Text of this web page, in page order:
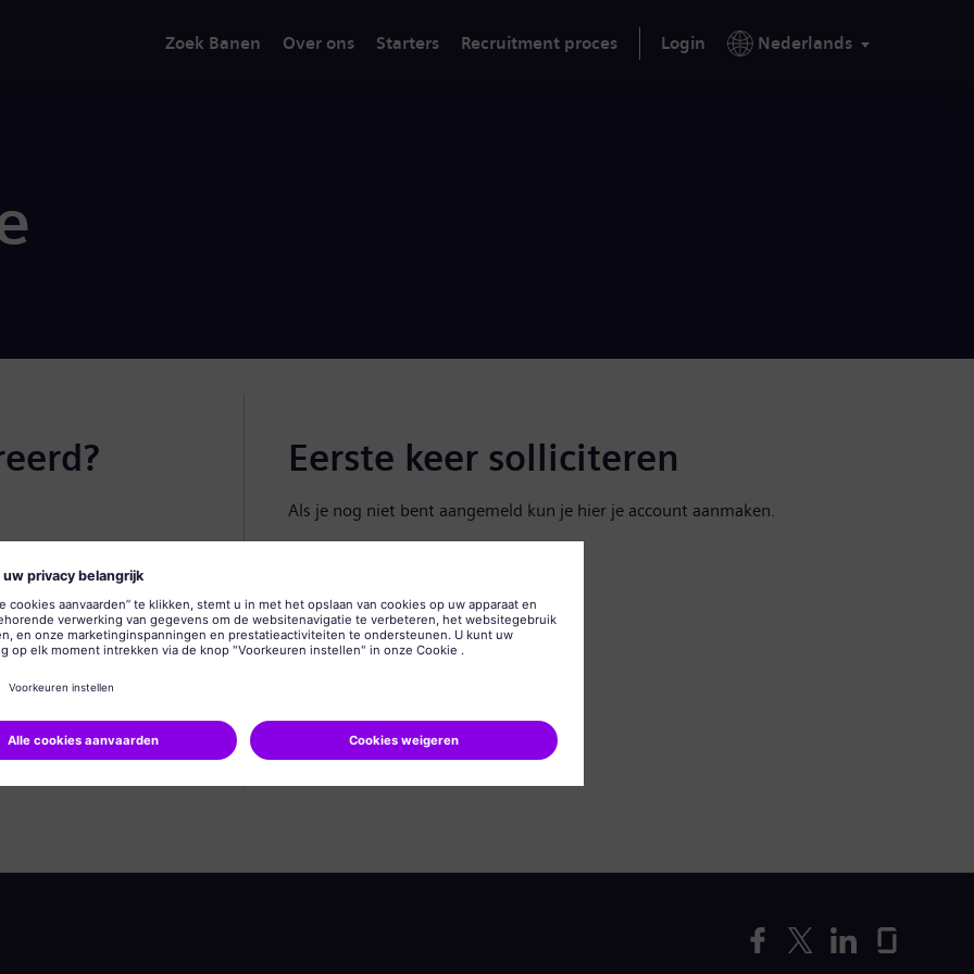
Zoek Banen Over ons Starters Recruitment proces Login Nederlands
Eerste keer solliciteren
Als je nog niet bent aangemeld kun je hier je account aanmaken.